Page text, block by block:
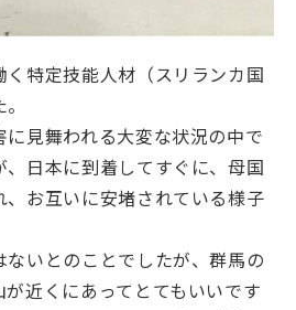
特定技能人材（スリランカ国
見舞われる大変な状況の中で
日本に到着してすぐに、母国
お互いに安堵されている様子
ないとのことでしたが、群馬の
近くにあってとてもいいです